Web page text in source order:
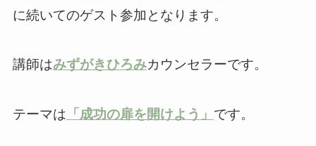
に続いてのゲスト参加となります。
講師はみずがきひろみカウンセラーです。
テーマは 「成功の扉を開けよう」 です。